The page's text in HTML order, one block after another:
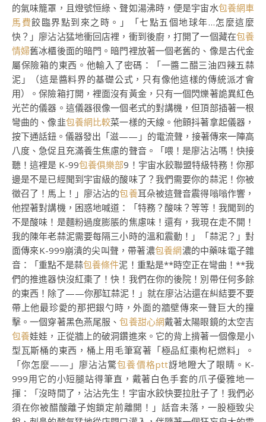
的氣味籠罩，且燈號恒綠、聲如湯沸時，便是宇宙水包養網車
馬費餃臨界點到來之時。」「七點五個地球年…怎麼這麼
快？」廖沾沾猛地衝回店裡，衝到後廚，打開了一個藏在包養
情婦舊冰櫃後面的暗門。暗門裡放著一個老舊的、像是古代金
屬保險箱的東西。他輸入了密碼：「一醬二醋三油四辣五蒜
泥」（這是醬料界的基礎公式，只有像他這樣的傳統派才會
用）。保險箱打開，裡面沒有黃金，只有一個閃爍著詭異紅色
光芒的儀器。這儀器很像一個老式的對講機，但頂部插著一根
彎曲的、像韭包養網比較菜一樣的天線。他顫抖著拿起儀器，
按下通話鈕。儀器發出「滋——」的電流聲，接著傳來一陣高
八度、急促且充滿養生焦慮的聲音。「喂！是廖沾沾嗎！快接
聽！這裡是 K-99包養俱樂部9！宇宙水餃聯盟特級特務！你那
邊是不是已經聞到宇宙級的酸味了？我們需要你的蒜泥！你被
徵召了！馬上！」廖沾沾的包養耳朵被這聲音震得嗡嗡作響，
他捏著對講機，困惑地喊道：「特務？酸味？等等！我聞到的
不是酸味！是麵粉過度膨脹的焦慮味！還有，我現在走不開！
我的陳年老蒜泥需要每隔三小時的溫和震動！」「蒜泥？」對
面傳來K-999崩潰的尖叫聲，帶著濃包養網濃的中藥味電子雜
音：「重點不是蒜包養條件泥！重點是**時空正在彎曲！**我
們的推進器快沒紅棗了！快！我們在你的後院！別帶任何多餘
的東西！除了——你那缸蒜泥！」就在廖沾沾還在糾結要不要
帶上他最珍愛的那把銀勺時，外面的牆壁傳來一聲巨大的撞
擊。一個穿著黑色燕尾服、包養甜心網戴著太陽眼鏡的太空吉
包養娃娃，正從牆上的破洞鑽進來。它的背上揹著一個像是小
型瓦斯桶的東西，桶上用毛筆寫著「極品紅棗枸杞燃料」。
「你怎麼——」廖沾沾驚包養價格ptt訝地瞪大了眼睛。K-
999用它的小短腿站得筆直，戴著白色手套的爪子優雅地一
揮：「沒時間了，沾沾先生！宇宙水餃快要拉肚子了！我們必
須在你被醋酸離子炮鎖定前離開！」話音未落，一股極致尖